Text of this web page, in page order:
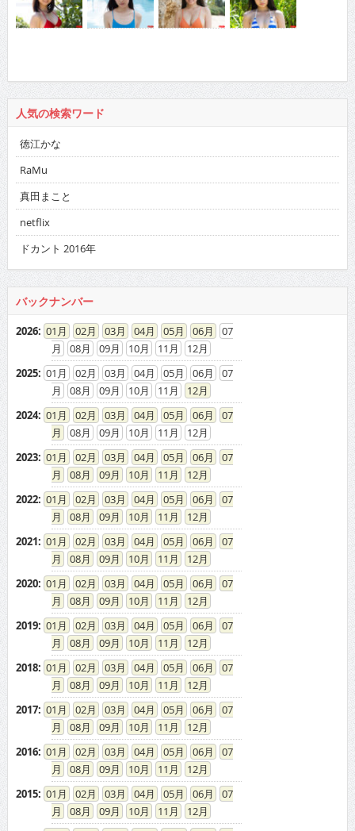
人気の検索ワード
徳江かな
RaMu
真田まこと
netflix
ドカント 2016年
バックナンバー
2026: 01 02 03 04 05 06
07
08
09 10 11
12
2025: 01 02 03 04 05 06
07
08
09 10 11
12
2024: 01 02 03 04 05 06
07
08
09 10 11
12
2023: 01 02 03 04 05 06
07
08
09 10 11
12
2022: 01 02 03 04 05 06
07
08
09 10 11
12
2021: 01 02 03 04 05 06
07
08
09 10 11
12
2020: 01 02 03 04 05 06
07
08
09 10 11
12
2019: 01 02 03 04 05 06
07
08
09 10 11
12
2018: 01 02 03 04 05 06
07
08
09 10 11
12
2017: 01 02 03 04 05 06
07
08
09 10 11
12
2016: 01 02 03 04 05 06
07
08
09 10 11
12
2015: 01 02 03 04 05 06
07
08
09 10 11
12